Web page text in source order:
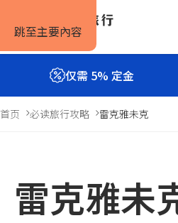
跳至主要內容
仅需 5% 定金
首页 必读旅行攻略 雷克雅未克
雷克雅未